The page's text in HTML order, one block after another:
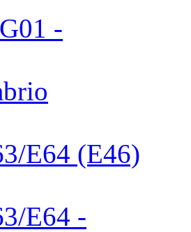
-
E64 (E46)
E64 -